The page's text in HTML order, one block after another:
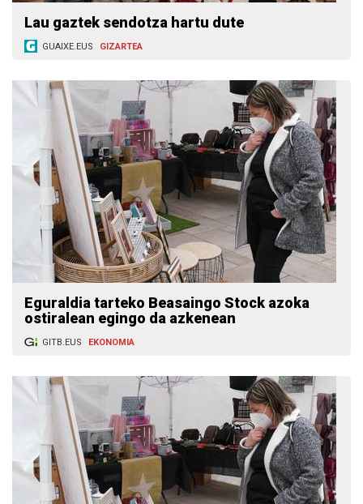
Lau gaztek sendotza hartu dute
GUAIXE.EUS GIZARTEA
Eguraldia tarteko Beasaingo Stock azoka
ostiralean egingo da azkenean
GITB.EUS EKONOMIA